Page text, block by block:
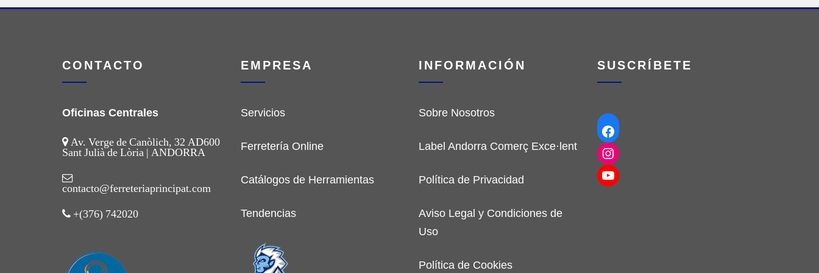
CONTACTO
Oficinas Centrales
Av. Verge de Canòlich, 32 AD600
Sant Julià de Lòria | ANDORRA
contacto@ferreteriaprincipat.com
+(376) 742020
EMPRESA
Servicios
Ferretería Online
Catálogos de Herramientas
Tendencias
INFORMACIÓN
Sobre Nosotros
Label Andorra Comerç Exce·lent
Política de Privacidad
Aviso Legal y Condiciones de
Uso
Política de Cookies
SUSCRÍBETE
Facebook
Instagram
YouTube